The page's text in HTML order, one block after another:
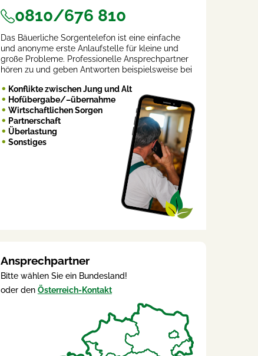
0810/676 810
Das Bäuerliche Sorgentelefon ist eine einfache
und anonyme erste Anlaufstelle für kleine und
große Probleme. Professionelle Ansprechpartner
hören zu und geben Antworten beispielsweise bei
Konflikte zwischen Jung und Alt
Hofübergabe/–übernahme
Wirtschaftlichen Sorgen
Partnerschaft
Überlastung
Sonstiges
Ansprechpartner
Bitte wählen Sie ein Bundesland!
oder den Österreich-Kontakt